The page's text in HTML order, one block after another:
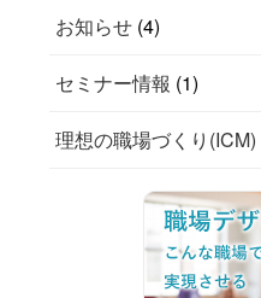
お知らせ (4)
セミナー情報 (1)
理想の職場づくり(ICM)